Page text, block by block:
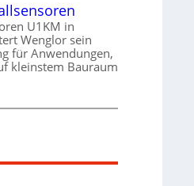
U1KM in
Wenglor sein
für Anwendungen,
kleinstem Bauraum